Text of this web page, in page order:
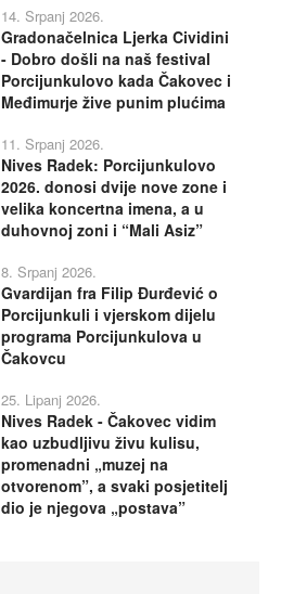
14. Srpanj 2026.
Gradonačelnica Ljerka Cividini
- Dobro došli na naš festival
Porcijunkulovo kada Čakovec i
Međimurje žive punim plućima
11. Srpanj 2026.
Nives Radek: Porcijunkulovo
2026. donosi dvije nove zone i
velika koncertna imena, a u
duhovnoj zoni i “Mali Asiz”
8. Srpanj 2026.
Gvardijan fra Filip Đurđević o
Porcijunkuli i vjerskom dijelu
programa Porcijunkulova u
Čakovcu
25. Lipanj 2026.
Nives Radek - Čakovec vidim
kao uzbudljivu živu kulisu,
promenadni „muzej na
otvorenom”, a svaki posjetitelj
dio je njegova „postava”